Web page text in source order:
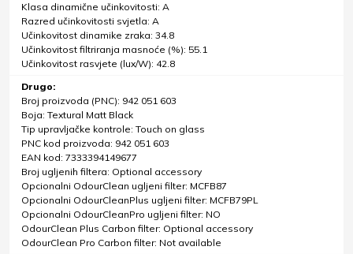
Klasa dinamične učinkovitosti: A
Razred učinkovitosti svjetla: A
Učinkovitost dinamike zraka: 34.8
Učinkovitost filtriranja masnoće (%): 55.1
Učinkovitost rasvjete (lux/W): 42.8
Drugo:
Broj proizvoda (PNC): 942 051 603
Boja: Textural Matt Black
Tip upravljačke kontrole: Touch on glass
PNC kod proizvoda: 942 051 603
EAN kod: 7333394149677
Broj ugljenih filtera: Optional accessory
Opcionalni OdourClean ugljeni filter: MCFB87
Opcionalni OdourCleanPlus ugljeni filter: MCFB79PL
Opcionalni OdourCleanPro ugljeni filter: NO
OdourClean Plus Carbon filter: Optional accessory
OdourClean Pro Carbon filter: Not available